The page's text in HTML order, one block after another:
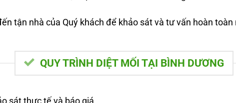
tận nhà của Quý khách để khảo sát và tư vấn hoàn toàn
QUY TRÌNH DIỆT MỐI TẠI BÌNH DƯƠNG
sát thực tế và báo giá